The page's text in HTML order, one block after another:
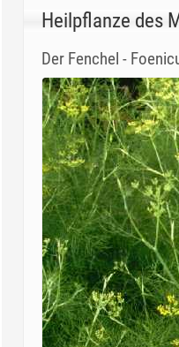
Heilpflanze des
Der Fenchel -